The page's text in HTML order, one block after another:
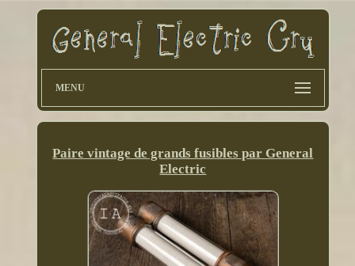
MENU
Paire vintage de grands fusibles par General
Electric